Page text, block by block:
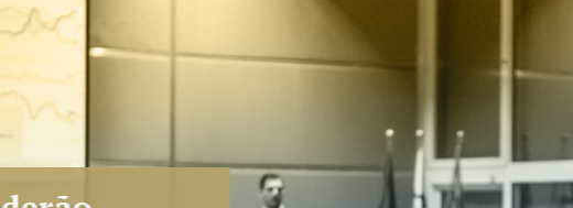
CARF aprova 16 novas súmulas;
econômico está entre os temas